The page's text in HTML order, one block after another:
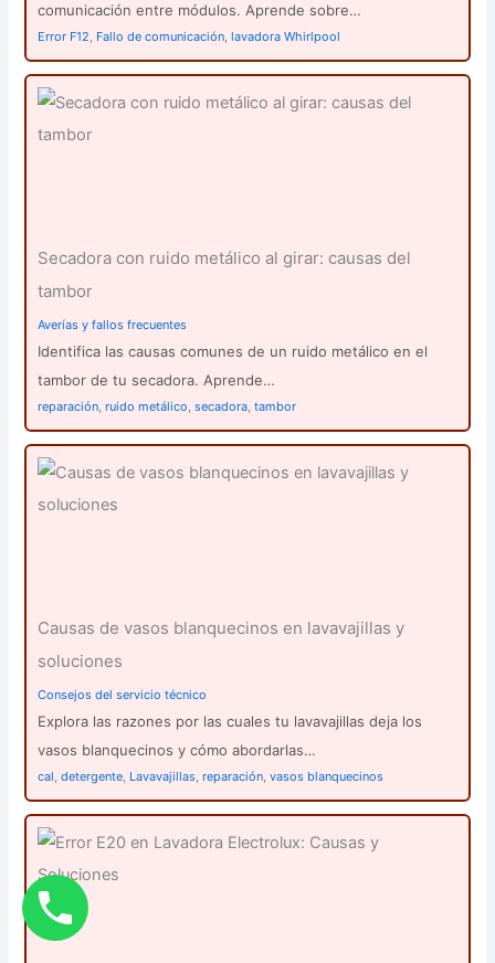
comunicación entre módulos. Aprende sobre…
Error F12, Fallo de comunicación,lavadora Whirlpool
Secadora con ruido metálico al girar: causas del
tambor
Averías y fallos frecuentes
Identifica las causas comunes de un ruido metálico en el
tambor de tu secadora. Aprende…
reparación,ruido metálico,secadora,tambor
Causas de vasos blanquecinos en lavavajillas y
soluciones
Consejos del servicio técnico
Explora las razones por las cuales tu lavavajillas deja los
vasos blanquecinos y cómo abordarlas…
cal,detergente, Lavavajillas,reparación,vasos blanquecinos